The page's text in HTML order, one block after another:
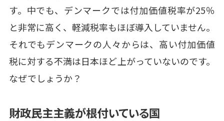
す。中でも、デンマークでは付加価値税率が25％
と非常に高く、軽減税率もほぼ導入していません。
それでもデンマークの人々からは、高い付加価値
税に対する不満は日本ほど上がっていないのです。
なぜでしょうか？
財政民主主義が根付いている国